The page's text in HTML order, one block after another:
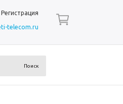
Регистрация
telecom.ru